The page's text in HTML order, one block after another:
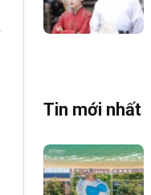
Tin mới nhất